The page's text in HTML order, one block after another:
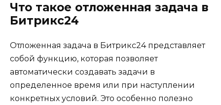
Что такое отложенная задача в
Битрикс24
Отложенная задача в Битрикс24 представляет
собой функцию, которая позволяет
автоматически создавать задачи в
определенное время или при наступлении
конкретных условий. Это особенно полезно